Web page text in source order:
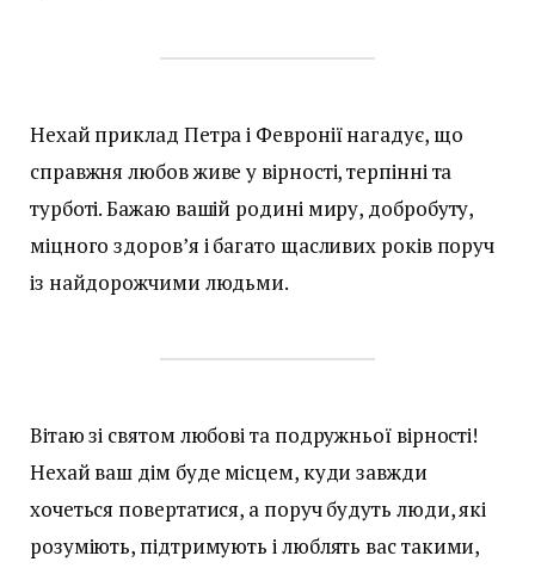
Нехай приклад Петра і Февронії нагадує, що
справжня любов живе у вірності, терпінні та
турботі. Бажаю вашій родині миру, добробуту,
міцного здоров’я і багато щасливих років поруч
із найдорожчими людьми.
Вітаю зі святом любові та подружньої вірності!
Нехай ваш дім буде місцем, куди завжди
хочеться повертатися, а поруч будуть люди, які
розуміють, підтримують і люблять вас такими,